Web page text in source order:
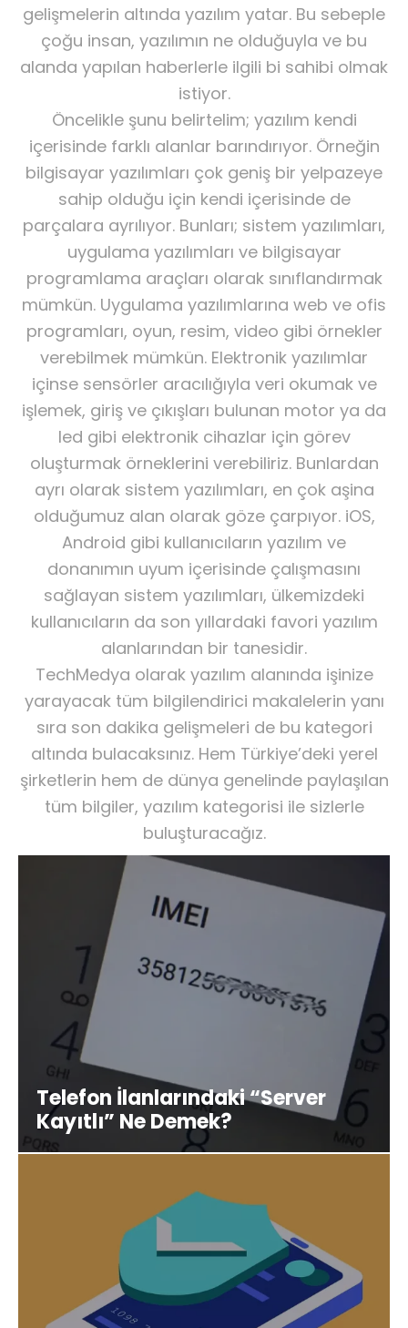
gelişmelerin altında yazılım yatar. Bu sebeple
çoğu insan, yazılımın ne olduğuyla ve bu
alanda yapılan haberlerle ilgili bi sahibi olmak
istiyor.
Öncelikle şunu belirtelim; yazılım kendi
içerisinde farklı alanlar barındırıyor. Örneğin
bilgisayar yazılımları çok geniş bir yelpazeye
sahip olduğu için kendi içerisinde de
parçalara ayrılıyor. Bunları; sistem yazılımları,
uygulama yazılımları ve bilgisayar
programlama araçları olarak sınıflandırmak
mümkün. Uygulama yazılımlarına web ve ofis
programları, oyun, resim, video gibi örnekler
verebilmek mümkün. Elektronik yazılımlar
içinse sensörler aracılığıyla veri okumak ve
işlemek, giriş ve çıkışları bulunan motor ya da
led gibi elektronik cihazlar için görev
oluşturmak örneklerini verebiliriz. Bunlardan
ayrı olarak sistem yazılımları, en çok aşina
olduğumuz alan olarak göze çarpıyor. iOS,
Android gibi kullanıcıların yazılım ve
donanımın uyum içerisinde çalışmasını
sağlayan sistem yazılımları, ülkemizdeki
kullanıcıların da son yıllardaki favori yazılım
alanlarından bir tanesidir.
TechMedya olarak yazılım alanında işinize
yarayacak tüm bilgilendirici makalelerin yanı
sıra son dakika gelişmeleri de bu kategori
altında bulacaksınız. Hem Türkiye’deki yerel
şirketlerin hem de dünya genelinde paylaşılan
tüm bilgiler, yazılım kategorisi ile sizlerle
buluşturacağız.
Telefon İlanlarındaki “Server
Kayıtlı” Ne Demek?